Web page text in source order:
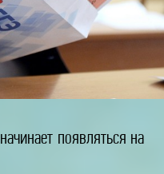
появляться на